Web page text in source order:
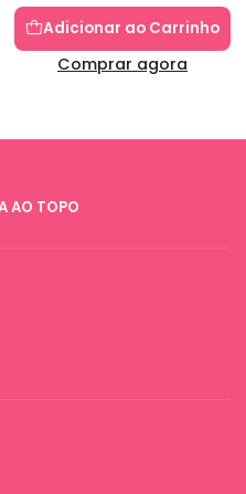
Adicionar ao Carrinho
Comprar agora
AO TOPO